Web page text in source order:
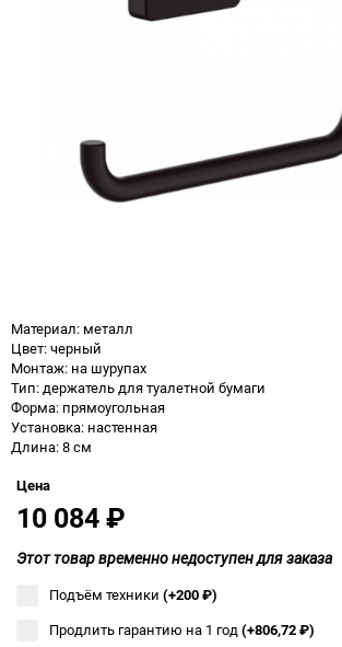
Материал: металл
Цвет: черный
Монтаж: на шурупах
Тип: держатель для туалетной бумаги
Форма: прямоугольная
Установка: настенная
Длина: 8 см
Цена
10 084₽
Этот товар временно недоступен для заказа
Подъём техники (+200₽)
Продлить гарантию на 1 год(+806,72₽)